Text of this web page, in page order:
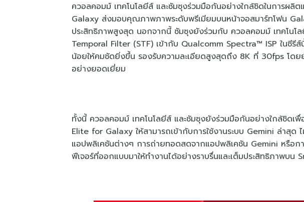
ควอลคอมม์ เทคโนโลยีส์ และซัมซุงร่วมมือกันอย่างใกล้ชิดในการผ
Galaxy ส่งมอบคุณภาพภาพระดับพรีเมียมบนหน้าจอสมาร์ทโฟน
ประสิทธิภาพสูงสุด นอกจากนี้ ซัมซุงยังร่วมกับ ควอลคอมม์ เทคโนโ
Temporal Filter (STF) เข้ากับ Qualcomm Spectra™ ISP ในซีรี
น้อยให้คมชัดยิ่งขึ้น รองรับความละเอียดสูงสุดถึง 8K ที่ 30fps โดย
อย่างยอดเยี่ยม
ทั้งนี้ ควอลคอมม์ เทคโนโลยีส์ และซัมซุงยังร่วมมือกันอย่างใกล้ชิด
Elite for Galaxy ให้สามารถเข้ากับการใช้งานระบบ Gemini ล่าสุด ไ
แอปพลิเคชันต่างๆ การถ่ายทอดสดจากแอปพลิเคชัน Gemini หรือก
ฟีเจอร์ที่ออกแบบมาให้ทำงานได้อย่างราบรื่นและเต็มประสิทธิภาพบน